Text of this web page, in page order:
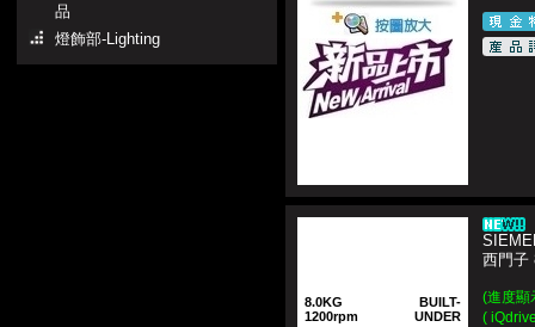
品
燈飾部-Lighting
8.0KG
1200rpm
BUILT-
UNDER
西門子
(進度顯
(